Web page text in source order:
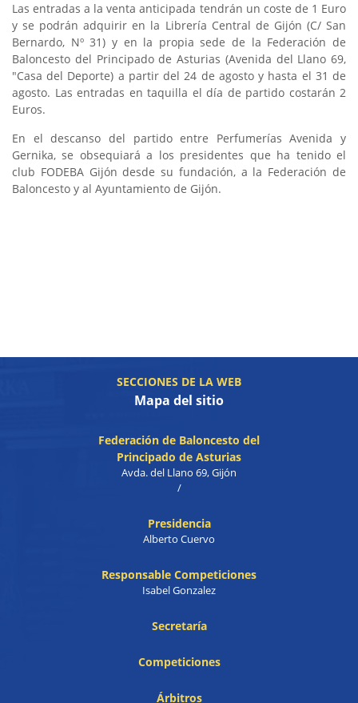
Las entradas a la venta anticipada tendrán un coste de 1 Euro
y se podrán adquirir en la Librería Central de Gijón (C/ San
Bernardo, Nº 31) y en la propia sede de la Federación de
Baloncesto del Principado de Asturias (Avenida del Llano 69,
"Casa del Deporte) a partir del 24 de agosto y hasta el 31 de
agosto. Las entradas en taquilla el día de partido costarán 2
Euros.
En el descanso del partido entre Perfumerías Avenida y
Gernika, se obsequiará a los presidentes que ha tenido el
club FODEBA Gijón desde su fundación, a la Federación de
Baloncesto y al Ayuntamiento de Gijón.
SECCIONES DE LA WEB
Mapa del sitio
Federación de Baloncesto del
Principado de Asturias
Avda. del Llano 69, Gijón
/
Presidencia
Alberto Cuervo
Responsable Competiciones
Isabel Gonzalez
Secretaría
Competiciones
Árbitros